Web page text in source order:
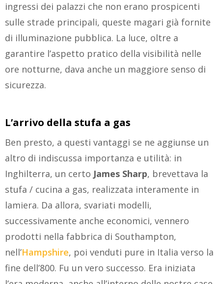
ingressi dei palazzi che non erano prospicenti
sulle strade principali, queste magari già fornite
di illuminazione pubblica. La luce, oltre a
garantire l’aspetto pratico della visibilità nelle
ore notturne, dava anche un maggiore senso di
sicurezza.
L’arrivo della stufa a gas
Ben presto, a questi vantaggi se ne aggiunse un
altro di indiscussa importanza e utilità: in
Inghilterra, un certo James Sharp, brevettava la
stufa / cucina a gas, realizzata interamente in
lamiera. Da allora, svariati modelli,
successivamente anche economici, vennero
prodotti nella fabbrica di Southampton,
nell’Hampshire, poi venduti pure in Italia verso la
fine dell’800. Fu un vero successo. Era iniziata